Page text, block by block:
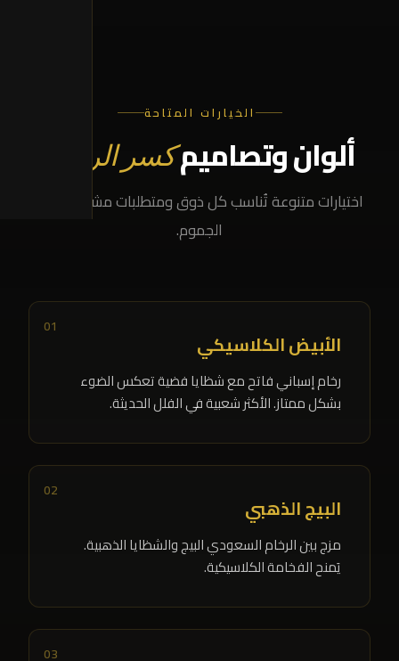
الخيارات المتاحة
ألوان وتصاميمكسر الرخام
اختيارات متنوعة تُناسب كل ذوق ومتطلبات مشروعك في
الجموم.
01
الأبيض الكلاسيكي
رخام إسباني فاتح مع شظايا فضية تعكس الضوء
بشكل ممتاز. الأكثر شعبية في الفلل الحديثة.
02
البيج الذهبي
مزج بين الرخام السعودي البيج والشظايا الذهبية.
يَمنح الفخامة الكلاسيكية.
03